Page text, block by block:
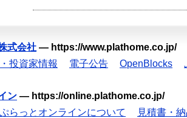
式会社 — https://www.plathome.co.jp/
投資家情報 電子公告 OpenBlocks
ン — https://online.plathome.co.jp/
ぷらっとオンラインについて
見積書・